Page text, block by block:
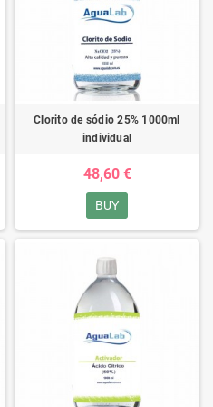
Clorito de sódio 25% 1000ml
individual
48,60 €
BUY